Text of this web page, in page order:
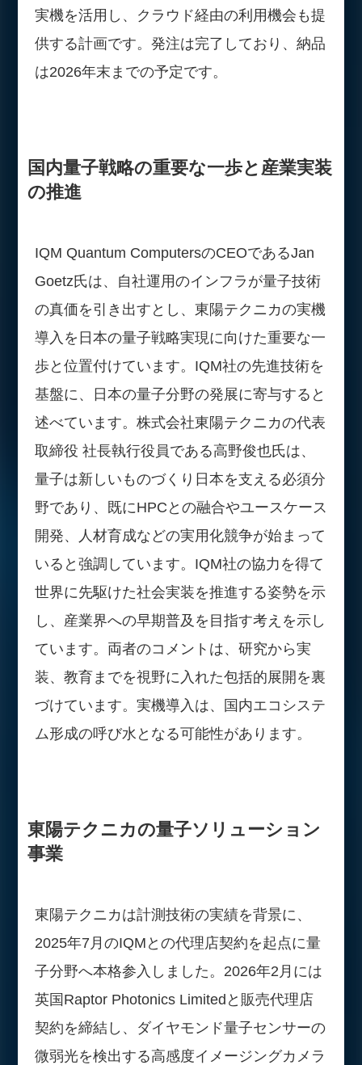
実機を活用し、クラウド経由の利用機会も提
供する計画です。発注は完了しており、納品
は2026年末までの予定です。
国内量子戦略の重要な一歩と産業実装
の推進
IQM Quantum ComputersのCEOであるJan
Goetz氏は、自社運用のインフラが量子技術
の真価を引き出すとし、東陽テクニカの実機
導入を日本の量子戦略実現に向けた重要な一
歩と位置付けています。IQM社の先進技術を
基盤に、日本の量子分野の発展に寄与すると
述べています。株式会社東陽テクニカの代表
取締役 社長執行役員である高野俊也氏は、
量子は新しいものづくり日本を支える必須分
野であり、既にHPCとの融合やユースケース
開発、人材育成などの実用化競争が始まって
いると強調しています。IQM社の協力を得て
世界に先駆けた社会実装を推進する姿勢を示
し、産業界への早期普及を目指す考えを示し
ています。両者のコメントは、研究から実
装、教育までを視野に入れた包括的展開を裏
づけています。実機導入は、国内エコシステ
ム形成の呼び水となる可能性があります。
東陽テクニカの量子ソリューション
事業
東陽テクニカは計測技術の実績を背景に、
2025年7月のIQMとの代理店契約を起点に量
子分野へ本格参入しました。2026年2月には
英国Raptor Photonics Limitedと販売代理店
契約を締結し、ダイヤモンド量子センサーの
微弱光を検出する高感度イメージングカメラ